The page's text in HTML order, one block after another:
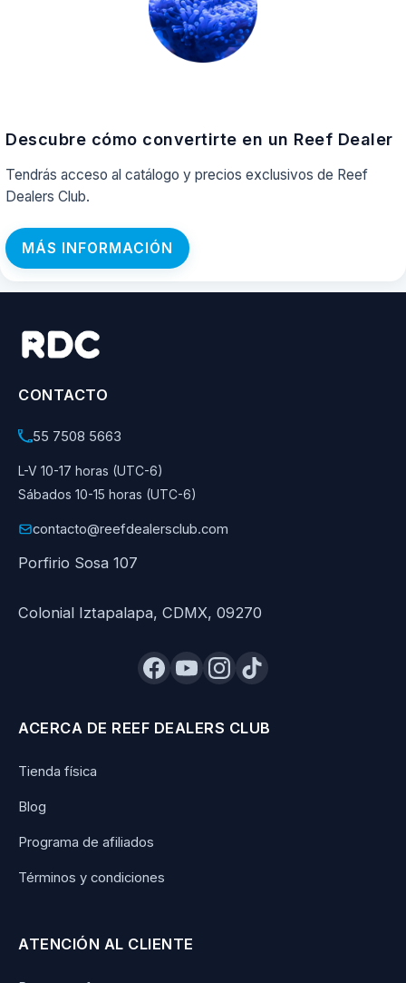
Descubre cómo convertirte en un Reef Dealer
Tendrás acceso al catálogo y precios exclusivos de Reef
Dealers Club.
MÁS INFORMACIÓN
CONTACTO
55 7508 5663
L-V 10-17 horas (UTC-6)
Sábados 10-15 horas (UTC-6)
contacto@reefdealersclub.com
Porfirio Sosa 107
Colonial Iztapalapa, CDMX, 09270
ACERCA DE REEF DEALERS CLUB
Tienda física
Blog
Programa de afiliados
Términos y condiciones
ATENCIÓN AL CLIENTE